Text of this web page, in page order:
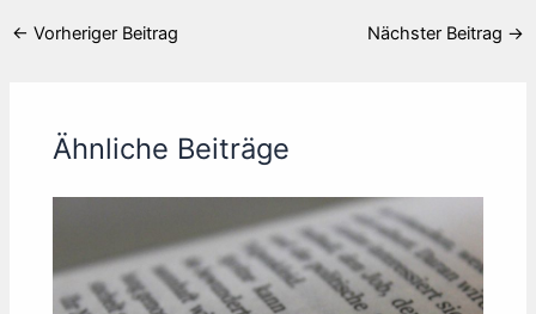
← Vorheriger Beitrag Nächster Beitrag →
Ähnliche Beiträge